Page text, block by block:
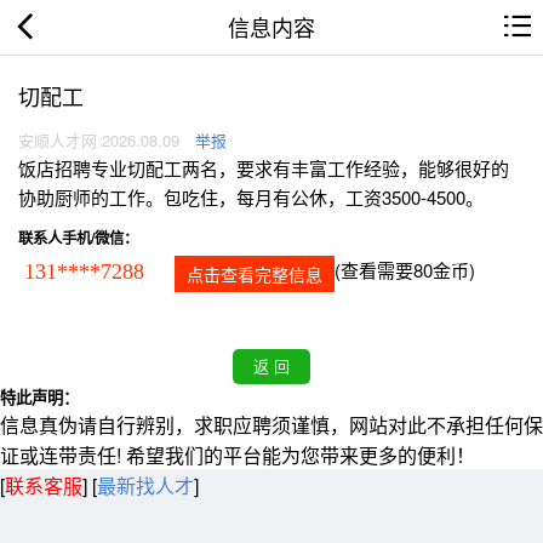
信息内容
切配工
安顺人才网 2026.08.09 举报
饭店招聘专业切配工两名，要求有丰富工作经验，能够很好的
协助厨师的工作。包吃住，每月有公休，工资3500-4500。
联系人手机/微信：
131****7288 点击查看完整信息 (查看需要80金币)
特此声明：
信息真伪请自行辨别，求职应聘须谨慎，网站对此不承担任何保
证或连带责任! 希望我们的平台能为您带来更多的便利！
[联系客服] [最新找人才]